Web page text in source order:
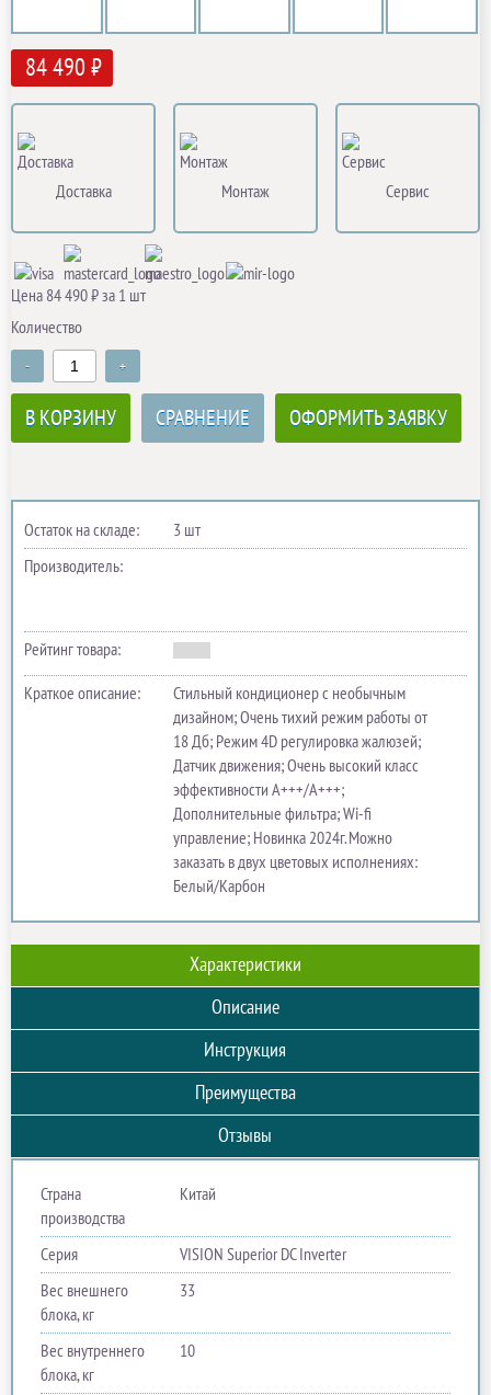
84 490 ₽
Доставка Монтаж Сервис
Цена 84 490 ₽ за 1 шт
Количество
- +
В КОРЗИНУ СРАВНЕНИЕ ОФОРМИТЬ ЗАЯВКУ
Остаток на складе:
3 шт
Производитель:
Рейтинг товара:
Краткое описание:
Стильный кондиционер с необычным
дизайном; Очень тихий режим работы от
18 Дб; Режим 4D регулировка жалюзей;
Датчик движения; Очень высокий класс
эффективности A+++/A+++;
Дополнительные фильтра; Wi-fi
управление; Новинка 2024г. Можно
заказать в двух цветовых исполнениях:
Белый/Карбон
Характеристики
Описание
Инструкция
Преимущества
Отзывы
Страна
производства
Китай
Серия
VISION Superior DC Inverter
Вес внешнего
блока, кг
33
Вес внутреннего
блока, кг
10